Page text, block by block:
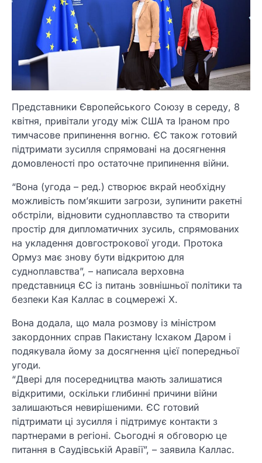
Представники Європейського Союзу в середу, 8
квітня, привітали угоду між США та Іраном про
тимчасове припинення вогню. ЄС також готовий
підтримати зусилля спрямовані на досягнення
домовленості про остаточне припинення війни.
“Вона (угода – ред.) створює вкрай необхідну
можливість пом’якшити загрози, зупинити ракетні
обстріли, відновити судноплавство та створити
простір для дипломатичних зусиль, спрямованих
на укладення довгострокової угоди. Протока
Ормуз має знову бути відкритою для
судноплавства”, – написала верховна
представниця ЄС із питань зовнішньої політики та
безпеки Кая Каллас в соцмережі Х.
Вона додала, що мала розмову із міністром
закордонних справ Пакистану Ісхаком Даром і
подякувала йому за досягнення цієї попередньої
угоди.
“Двері для посередництва мають залишатися
відкритими, оскільки глибинні причини війни
залишаються невирішеними. ЄС готовий
підтримати ці зусилля і підтримує контакти з
партнерами в регіоні. Сьогодні я обговорю це
питання в Саудівській Аравії”, – заявила Каллас.